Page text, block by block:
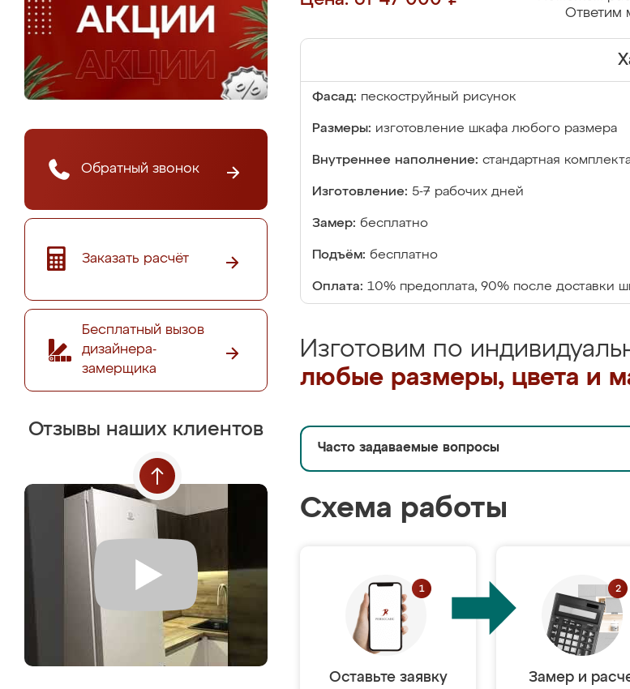
Обратный звонок
Заказать расчёт
Бесплатный вызов
дизайнера-
замерщика
Отзывы наших клиентов
Ответим
Фасад: пескоструйный рисунок
Размеры: изготовление шкафа любого размера
Внутреннее наполнение: стандартная
Изготовление: 5-7 рабочих дней
Замер: бесплатно
Подъём: бесплатно
Оплата: 10% предоплата, 90% после доставки
Изготовим по
любые размеры, цвета и
Часто задаваемые вопросы
Схема работы
Оставьте заявку Замер и